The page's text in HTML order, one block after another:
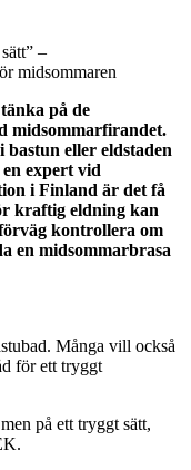
–
midsommaren
på de
midsommarfirandet.
bastun eller eldstaden
expert vid
i Finland är det få
kraftig eldning kan
kontrollera om
en midsommarbrasa
Många vill också
för ett tryggt
på ett tryggt sätt,